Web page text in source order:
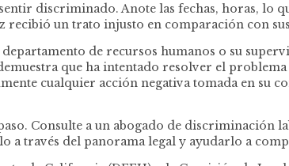
discriminado. Anote las fechas, horas, lo
un trato injusto en comparación con sus
de recursos humanos o su
que ha intentado resolver el
cualquier acción negativa tomada en su
Consulte a un abogado de discriminación
través del panorama legal y ayudarlo a